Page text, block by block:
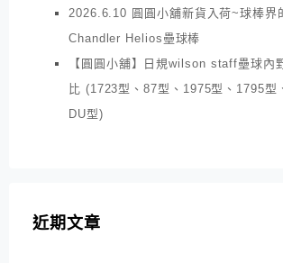
2026.6.10 圓圓小舖新貨入荷~球棒界
Chandler Helios壘球棒
【圓圓小舖】日規wilson staff壘球內
比 (1723型、87型、1975型、1795型
DU型)
近期文章